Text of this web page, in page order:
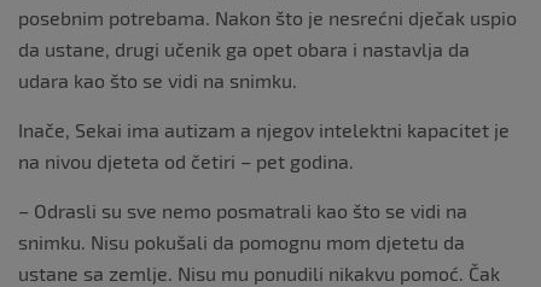
posebnim potrebama. Nakon što je nesrećni dječak uspio
da ustane, drugi učenik ga opet obara i nastavlja da
udara kao što se vidi na snimku.
Inače, Sekai ima autizam a njegov intelektni kapacitet je
na nivou djeteta od četiri – pet godina.
– Odrasli su sve nemo posmatrali kao što se vidi na
snimku. Nisu pokušali da pomognu mom djetetu da
ustane sa zemlje. Nisu mu ponudili nikakvu pomoć. Čak